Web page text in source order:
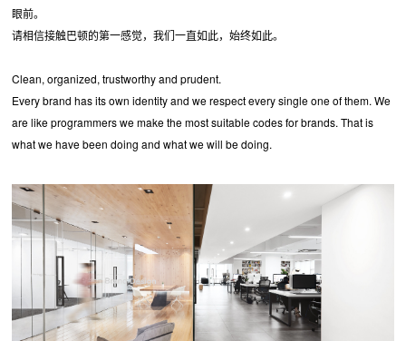
眼前。
请相信接触巴顿的第一感觉，我们一直如此，始终如此。
Clean, organized, trustworthy and prudent.
Every brand has its own identity and we respect every single one of them. We
are like programmers we make the most suitable codes for brands. That is
what we have been doing and what we will be doing.